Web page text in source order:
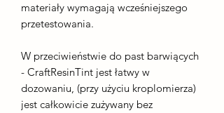
materiały wymagają wcześniejszego
przetestowania.
W przeciwieństwie do past barwiących
- CraftResinTint jest łatwy w
dozowaniu, (przy użyciu kroplomierza)
jest całkowicie zużywany bez